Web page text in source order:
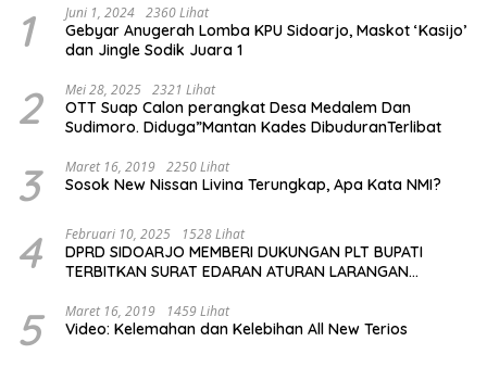
1 Juni 1, 2024 2360 Lihat
Gebyar Anugerah Lomba KPU Sidoarjo, Maskot ‘Kasijo’
dan Jingle Sodik Juara 1
2 Mei 28, 2025 2321 Lihat
OTT Suap Calon perangkat Desa Medalem Dan
Sudimoro. Diduga”Mantan Kades DibuduranTerlibat
3 Maret 16, 2019 2250 Lihat
Sosok New Nissan Livina Terungkap, Apa Kata NMI?
4 Februari 10, 2025 1528 Lihat
DPRD SIDOARJO MEMBERI DUKUNGAN PLT BUPATI
TERBITKAN SURAT EDARAN ATURAN LARANGAN
KELUAR KOTA
5 Maret 16, 2019 1459 Lihat
Video: Kelemahan dan Kelebihan All New Terios